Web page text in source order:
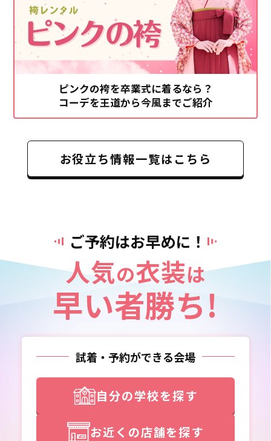
ピンクの袴を卒業式に着るなら？
コーデを王道から今風までご紹介
お役立ち情報一覧はこちら
ご予約はお早めに！
人気の衣装は
早い者勝ち!
試着・予約ができる会場
自分の学校を探す
お近くの店舗を探す